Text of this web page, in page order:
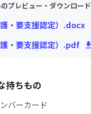
プレビュー・ダウンロード
・要支援認定）.docx
・要支援認定）.pdf
持ちもの
バーカード